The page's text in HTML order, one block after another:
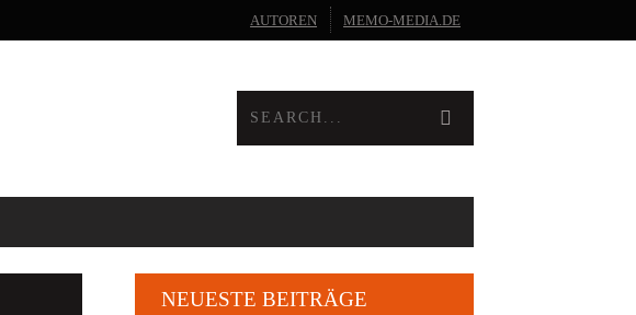
AUTOREN MEMO-MEDIA.DE
NEUESTE BEITRÄGE